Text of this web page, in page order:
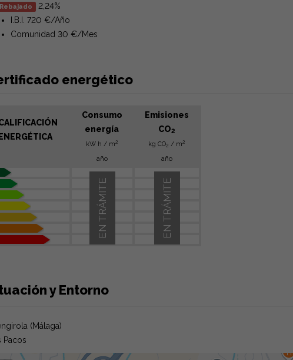
2,24%
I.B.I. 720 €/Año
Comunidad 30 €/Mes
energético
Consumo
energía
kW h / m2
año
Emisiones
CO2
kg CO2 / m2
año
EN TRÁMITE
EN TRÁMITE
y Entorno
(Málaga)
Pacos